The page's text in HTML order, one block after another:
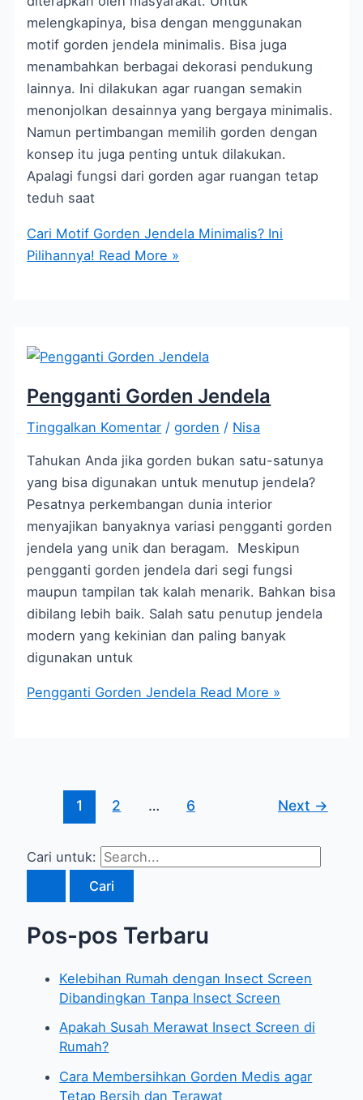
melengkapinya, bisa dengan menggunakan
motif gorden jendela minimalis. Bisa juga
menambahkan berbagai dekorasi pendukung
lainnya. Ini dilakukan agar ruangan semakin
menonjolkan desainnya yang bergaya minimalis.
Namun pertimbangan memilih gorden dengan
konsep itu juga penting untuk dilakukan.
Apalagi fungsi dari gorden agar ruangan tetap
teduh saat
Cari Motif Gorden Jendela Minimalis? Ini
Pilihannya! Read More »
Pengganti Gorden Jendela
Tinggalkan Komentar /gorden / Nisa
Tahukan Anda jika gorden bukan satu-satunya
yang bisa digunakan untuk menutup jendela?
Pesatnya perkembangan dunia interior
menyajikan banyaknya variasi pengganti gorden
jendela yang unik dan beragam. Meskipun
pengganti gorden jendela dari segi fungsi
maupun tampilan tak kalah menarik. Bahkan bisa
dibilang lebih baik. Salah satu penutup jendela
modern yang kekinian dan paling banyak
digunakan untuk
Pengganti Gorden Jendela Read More »
1 2 … 6 Next →
Cari untuk:
Pos-pos Terbaru
Kelebihan Rumah dengan Insect Screen
Dibandingkan Tanpa Insect Screen
Apakah Susah Merawat Insect Screen di
Rumah?
Cara Membersihkan Gorden Medis agar
Tetap Bersih dan Terawat